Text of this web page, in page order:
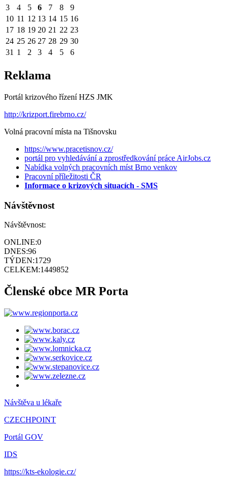
3
4 5 6 7 8
9
10 11 12 13 14 15 16
17 18 19 20 21 22 23
24 25 26 27 28 29 30
31 1 2 3 4 5 6
Reklama
Portál krizového řízení HZS JMK
http://krizport.firebrno.cz/
Volná pracovní místa na Tišnovsku
https://www.pracetisnov.cz/
portál pro vyhledávání a zprostředkování práce AirJobs.cz
Nabídka volných pracovních míst Brno venkov
Pracovní příležitosti ČR
Informace o krizových situacích - SMS
Návštěvnost
Návštěvnost:
ONLINE:0
DNES:96
TÝDEN:1729
CELKEM:1449852
Členské obce MR Porta
Návštěva u lékaře
CZECHPOINT
Portál GOV
IDS
https://kts-ekologie.cz/